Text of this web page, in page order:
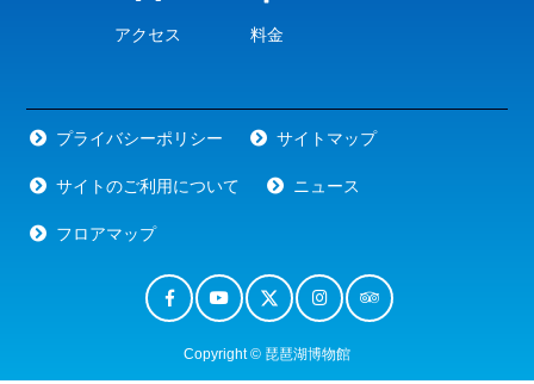
アクセス 料金
プライバシーポリシー サイトマップ
サイトのご利用について ニュース
フロアマップ
Copyright © 琵琶湖博物館